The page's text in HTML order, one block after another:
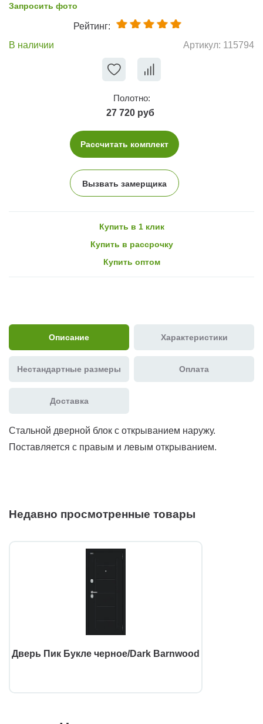
Запросить фото
Рейтинг:
В наличии
Артикул: 115794
Полотно:
27 720 руб
Рассчитать комплект
Вызвать замерщика
Купить в 1 клик
Купить в рассрочку
Купить оптом
Описание Характеристики
Нестандартные размеры Оплата
Доставка
Стальной дверной блок с открыванием наружу.
Поставляется с правым и левым открыванием.
Недавно просмотренные товары
Дверь Пик Букле черное/Dark Barnwood